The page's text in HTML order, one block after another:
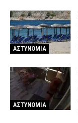
ΑΣΤΥΝΟΜΙΑ
ΑΣΤΥΝΟΜΙΑ